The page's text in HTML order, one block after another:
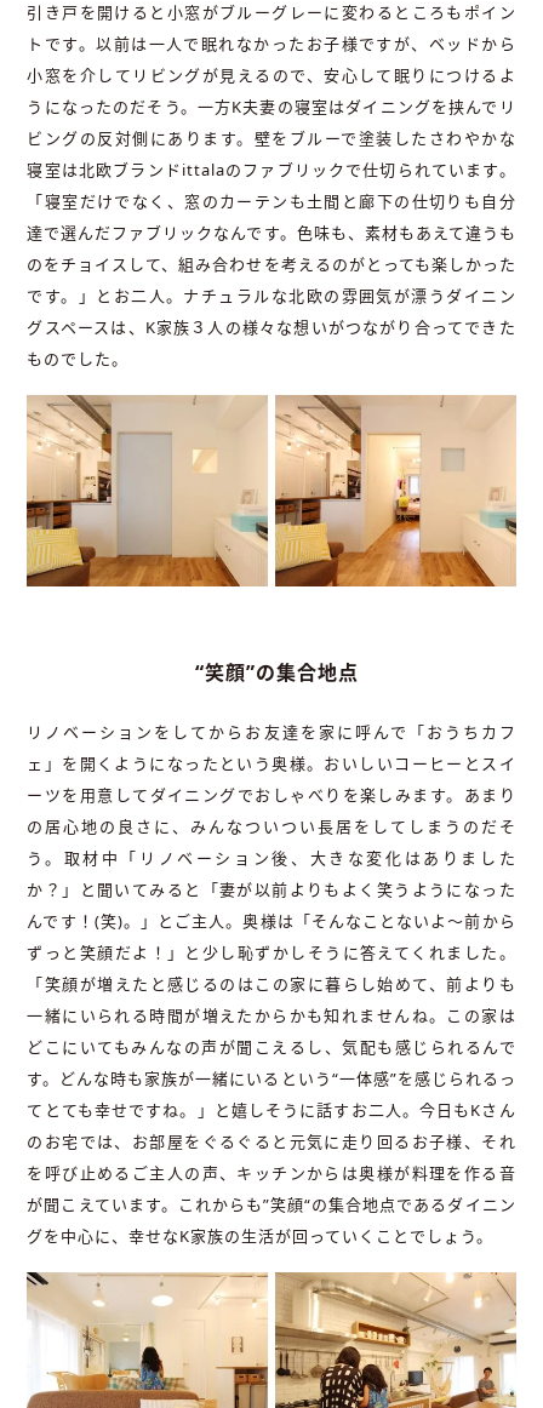
引き戸を開けると小窓がブルーグレーに変わるところもポイン
トです。以前は一人で眠れなかったお子様ですが、ベッドから
小窓を介してリビングが見えるので、安心して眠りにつけるよ
うになったのだそう。一方K夫妻の寝室はダイニングを挟んでリ
ビングの反対側にあります。壁をブルーで塗装したさわやかな
寝室は北欧ブランドittalaのファブリックで仕切られています。
「寝室だけでなく、窓のカーテンも土間と廊下の仕切りも自分
達で選んだファブリックなんです。色味も、素材もあえて違うも
のをチョイスして、組み合わせを考えるのがとっても楽しかった
です。」とお二人。ナチュラルな北欧の雰囲気が漂うダイニン
グスペースは、K家族３人の様々な想いがつながり合ってできた
ものでした。
“笑顔”の集合地点
リノベーションをしてからお友達を家に呼んで「おうちカフ
ェ」を開くようになったという奥様。おいしいコーヒーとスイ
ーツを用意してダイニングでおしゃべりを楽しみます。あまり
の居心地の良さに、みんなついつい長居をしてしまうのだそ
う。取材中「リノベーション後、大きな変化はありました
か？」と聞いてみると「妻が以前よりもよく笑うようになった
んです！(笑)。」とご主人。奥様は「そんなことないよ〜前から
ずっと笑顔だよ！」と少し恥ずかしそうに答えてくれました。
「笑顔が増えたと感じるのはこの家に暮らし始めて、前よりも
一緒にいられる時間が増えたからかも知れませんね。この家は
どこにいてもみんなの声が聞こえるし、気配も感じられるんで
す。どんな時も家族が一緒にいるという“一体感”を感じられるっ
てとても幸せですね。」と嬉しそうに話すお二人。今日もKさん
のお宅では、お部屋をぐるぐると元気に走り回るお子様、それ
を呼び止めるご主人の声、キッチンからは奥様が料理を作る音
が聞こえています。これからも”笑顔“の集合地点であるダイニン
グを中心に、幸せなK家族の生活が回っていくことでしょう。